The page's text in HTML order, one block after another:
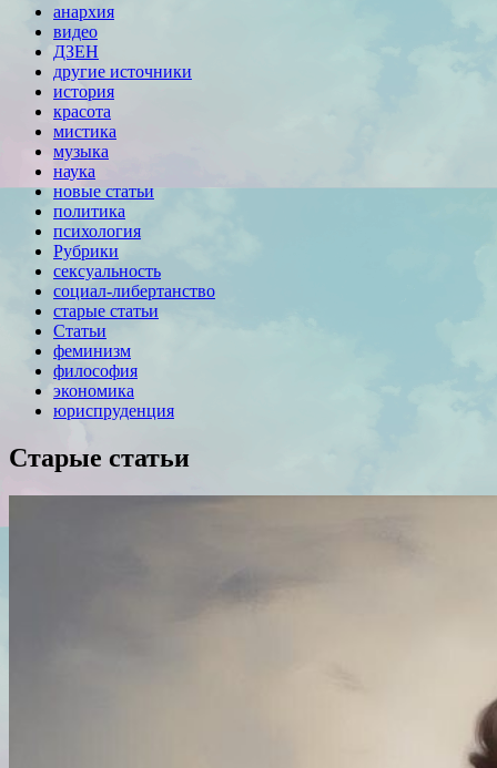
анархия
видео
ДЗЕН
другие источники
история
красота
мистика
музыка
наука
новые статьи
политика
психология
Рубрики
сексуальность
социал-либертанство
старые статьи
Статьи
феминизм
философия
экономика
юриспруденция
Старые статьи